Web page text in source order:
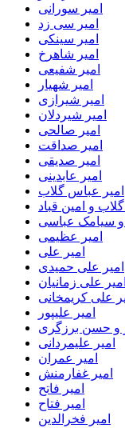
امیر سورانی
امیر سی زد
امیر سینکی
امیر شاهرخ
امیر شفیعی
امیر شهیار
امیر شیرازی
امیر شیردلان
امیر صالحی
امیر صداقت
امیر صدیقی
امیر عابدینی
امیر عباس گلاب
و امین قباد
و سیامک عباسی
امیر عظیمی
امیر علی
امیر علی حمیدی
امیر علی زمانیان
علی کریمخانی
امیر علیپور
و حسن برزگری
امیر علیمردانی
امیر عمران
امیر غفارمنش
امیر فاتح
امیر فتاح
امیر فخرالدین